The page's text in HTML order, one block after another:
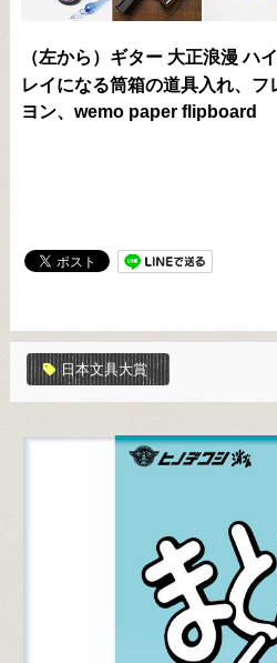
（左から）ギター 大正浪漫 ハ
レイになる筒箱の道具入れ、
ヨン、wemo paper flipboard
日本文具大賞